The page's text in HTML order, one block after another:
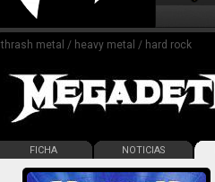
thrash metal / heavy metal / hard rock
FICHA NOTICIAS